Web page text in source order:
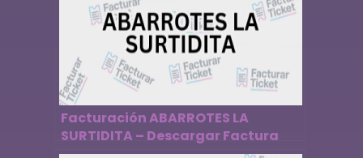
Facturación ABARROTES LA
SURTIDITA – Descargar Factura